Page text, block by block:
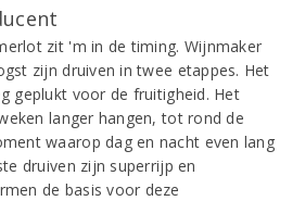
zit 'm in de timing. Wijnmaker
zijn druiven in twee etappes. Het
geplukt voor de fruitigheid. Het
langer hangen, tot rond de
waarop dag en nacht even lang
druiven zijn superrijp en
de basis voor deze